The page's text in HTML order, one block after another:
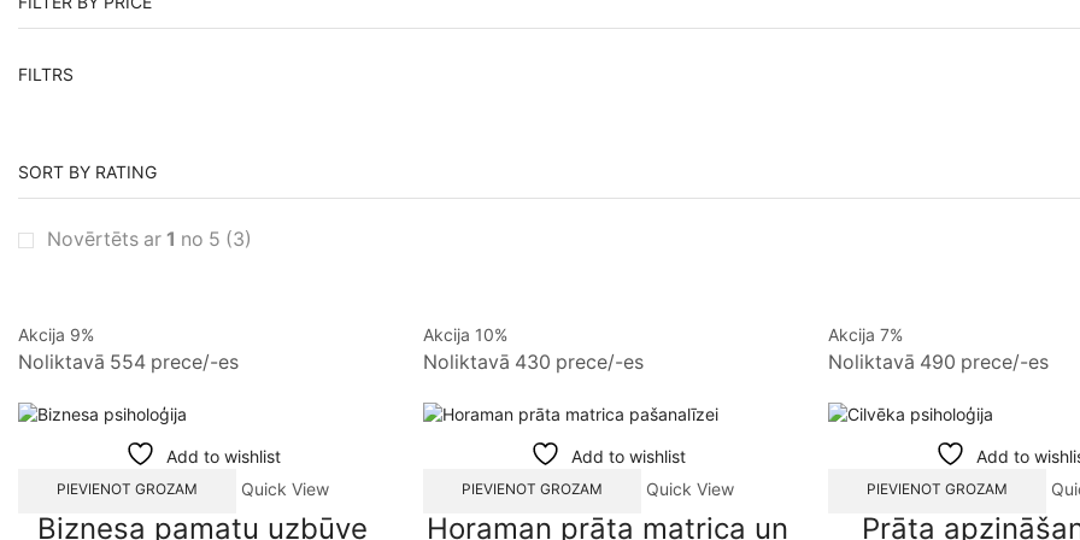
FILTRS
SORT BY RATING
Novērtēts ar 1 no 5 (3)
Akcija 9%
Noliktavā 554 prece/-es
Add to wishlist
PIEVIENOT GROZAM Quick View
Biznesa pamatu uzbūve
Akcija 10%
Noliktavā 430 prece/-es
Add to wishlist
PIEVIENOT GROZAM Quick View
Horaman prāta matrica un
Akcija 7%
Noliktavā 490 prece/-es
Add to
PIEVIENOT GROZAM
Prāta